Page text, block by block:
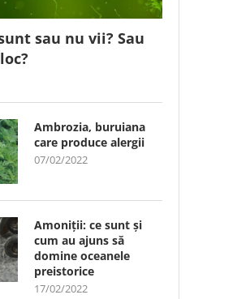
sau nu vii? Sau
Ambrozia, buruiana
care produce alergii
07/02/2022
Amoniții: ce sunt și
cum au ajuns să
domine oceanele
preistorice
17/02/2022